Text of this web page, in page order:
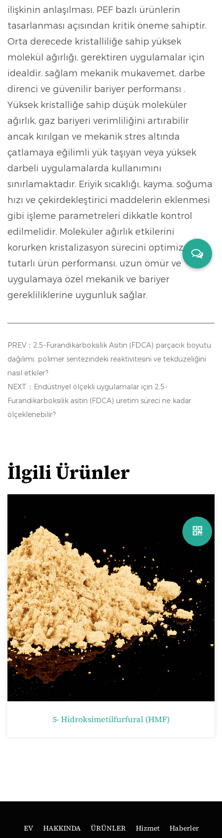
ilişkinin anlaşılması, PEF bazlı ürünlerin
tasarlanması açısından kritik öneme sahiptir.
Orta derecede kristalliliğe sahip yüksek
molekül ağırlığı, gerektiren uygulamalar için
idealdir. sağlam mekanik mukavemet, darbe
direnci ve güvenilir bariyer performansı .
Yüksek kristalliğe sahip düşük moleküler
ağırlık, gaz bariyeri verimliliğini artırabilir
ancak kırılgan ve mekanik stres altında
çatlamaya eğilimli yük taşıyan veya yüksek
darbeli uygulamalarda kullanımını
sınırlamaktadır. Eriyik sıcaklığı, kayma, soğuma
hızı ve çekirdekleştirici maddelerin eklenmesi
gibi işleme parametreleri dikkatle kontrol
edilmelidir. Moleküler ağırlık etkilerini
korurken kristalizasyon sürecini optimize edin
tutarlı ürün performansı, uzun ömür ve
uygulamaya özel mekanik ve bariyer
gerekliliklerine uygunluk sağlar.
PREV：2,5-Furandikarboksilik Asitin (FDCA) parçacık boyutu
dağılımı, polimer sentezindeki reaktivitesini ve tekdüzeliğini
nasıl etkiler?
NEXT：Endüstriyel ölçekli uygulamalar için 2,5-
Furandikarboksilik asitin (FDCA) üretim süreci ne kadar
ölçeklenebilir?
İlgili Ürünler
5- Hidroksimetilfurfural (HMF)
EV HAKKINDA ÜRÜNLER Hizmet Haberler